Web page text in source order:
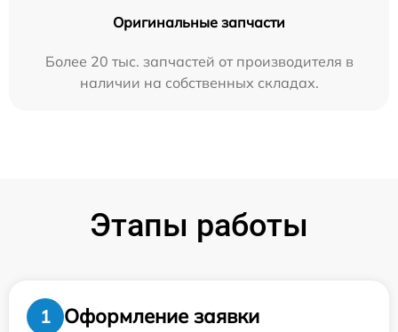
Оригинальные запчасти
Более 20 тыс. запчастей от производителя в
наличии на собственных складах.
Этапы работы
1
Оформление заявки